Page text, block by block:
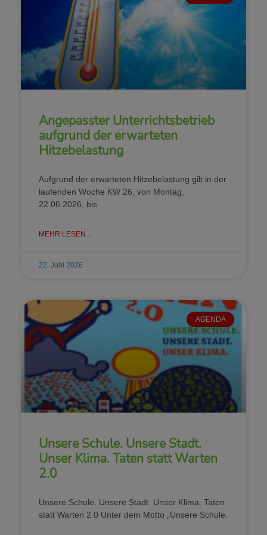
Angepasster Unterrichtsbetrieb
aufgrund der erwarteten
Hitzebelastung
Aufgrund der erwarteten Hitzebelastung gilt in der
laufenden Woche KW 26, von Montag,
22.06.2026, bis
MEHR LESEN...
22. Juni 2026
AGENDA
Unsere Schule. Unsere Stadt.
Unser Klima. Taten statt Warten
2.0
Unsere Schule. Unsere Stadt. Unser Klima. Taten
statt Warten 2.0 Unter dem Motto „Unsere Schule.